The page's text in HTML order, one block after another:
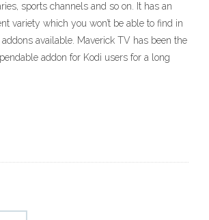
sports channels and so on. It has an
variety which you won’t be able to find in
available. Maverick TV has been the
addon for Kodi users for a long